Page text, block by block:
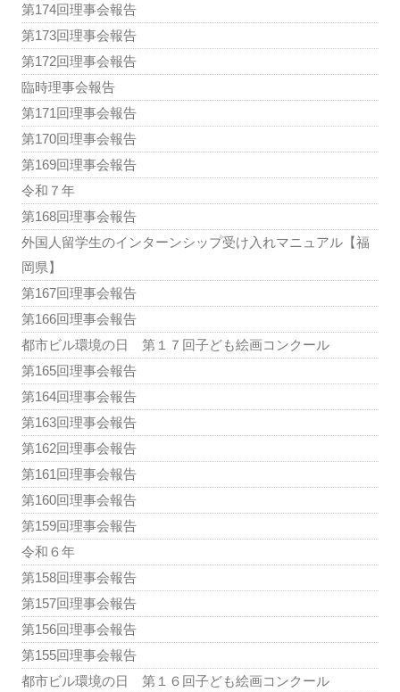
第174回理事会報告
第173回理事会報告
第172回理事会報告
臨時理事会報告
第171回理事会報告
第170回理事会報告
第169回理事会報告
令和７年
第168回理事会報告
外国人留学生のインターンシップ受け入れマニュアル【福
岡県】
第167回理事会報告
第166回理事会報告
都市ビル環境の日 第１７回子ども絵画コンクール
第165回理事会報告
第164回理事会報告
第163回理事会報告
第162回理事会報告
第161回理事会報告
第160回理事会報告
第159回理事会報告
令和６年
第158回理事会報告
第157回理事会報告
第156回理事会報告
第155回理事会報告
都市ビル環境の日 第１６回子ども絵画コンクール